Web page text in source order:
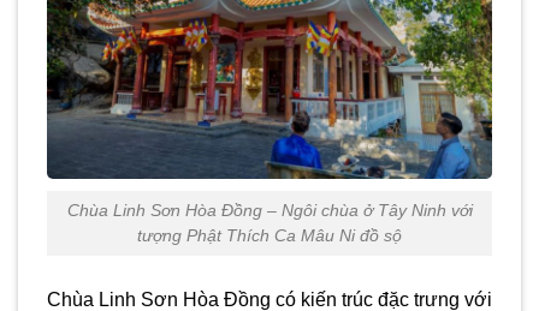
Chùa Linh Sơn Hòa Đồng – Ngôi chùa ở Tây Ninh với
tượng Phật Thích Ca Mâu Ni đồ sộ
Chùa Linh Sơn Hòa Đồng có kiến trúc đặc trưng với